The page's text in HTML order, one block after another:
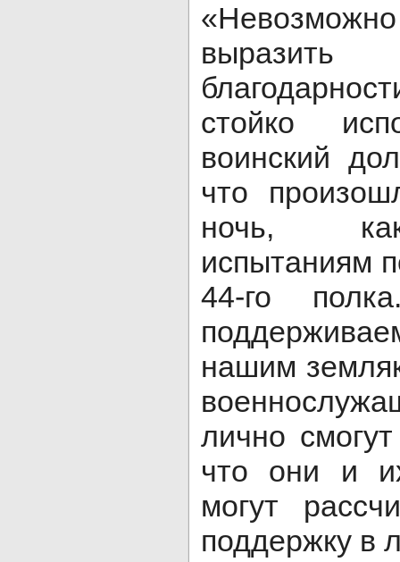
стойко
воинский
что
ночь,
испытаниям
44-го
нашим
лично
что они и
могут
поддержку в